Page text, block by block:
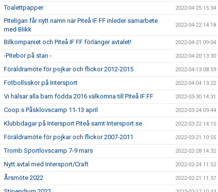
Toalettpapper 2022-04-25 15:34
Piteligan får nytt namn när Piteå IF FF inleder samarbete
med Blikk
2022-04-22 14:18
Bilkompaniet och Piteå IF FF förlänger avtalet! 2022-04-21 09:04
-Pitebor på stan - 2022-04-20 13:30
Föräldramöte för pojkar och flickor 2012-2015 2022-04-13 08:59
Fotbollsskor på Intersport 2022-04-04 13:22
Vi hälsar alla barn födda 2016 välkomna till Piteå IF FF 2022-03-30 14:31
Coop:s Påsklovscamp 11-13 april 2022-03-24 09:44
Klubbdagar på Intersport Piteå samt Intersport.se 2022-03-22 14:15
Föräldramöte för pojkar och flickor 2007-2011 2022-03-21 10:55
Tromb Sportlovscamp 7-9 mars 2022-02-28 14:32
Nytt avtal med Intersport/Craft 2022-02-24 11:52
Årsmöte 2022 2022-02-21 11:37